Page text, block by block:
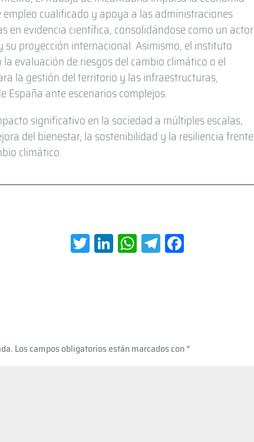
cualificado y apoya a las administraciones
en evidencia científica, consolidándose como un actor
proyección internacional. Asimismo, el instituto
evaluación de riesgos del cambio climático o el
la gestión del territorio y las infraestructuras,
ante escenarios complejos.
significativo en la sociedad a múltiples escalas,
del bienestar, la sostenibilidad y la resiliencia frente
climático.
T
wi
Li
nk
W
h
p
Te
le
Los campos obligatorios están marcados con*